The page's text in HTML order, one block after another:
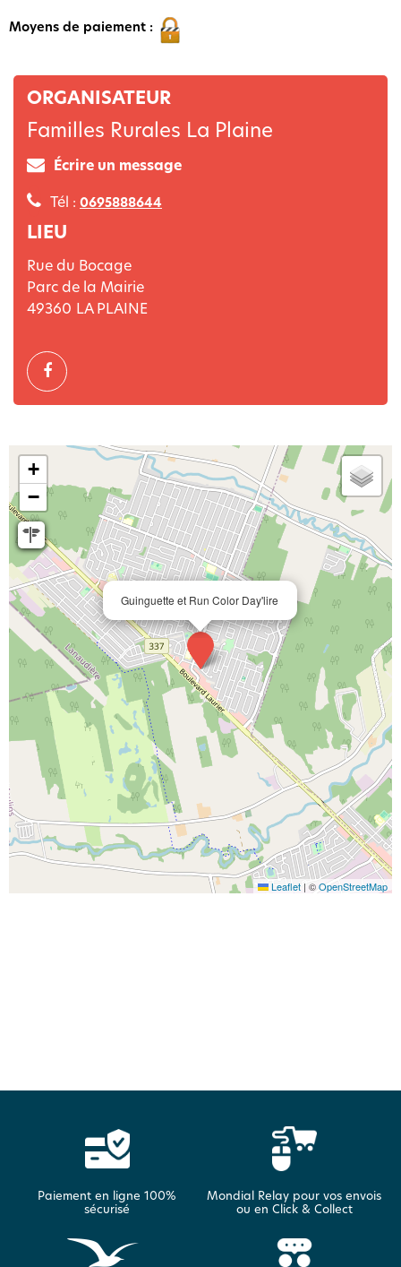
Moyens de paiement :
ORGANISATEUR
Familles Rurales La Plaine
Écrire un message
Tél : 0695888644
LIEU
Rue du Bocage
Parc de la Mairie
49360 LA PLAINE
Guinguette et Run Color Day'lire
+
−
Leaflet | ©OpenStreetMap
Paiement en ligne 100%
sécurisé
Mondial Relay pour vos envois
ou en Click & Collect